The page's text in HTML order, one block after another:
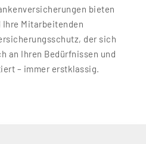
bieten
Ihre Mitarbeitenden
der sich
an Ihren Bedürfnissen und
– immer erstklassig.